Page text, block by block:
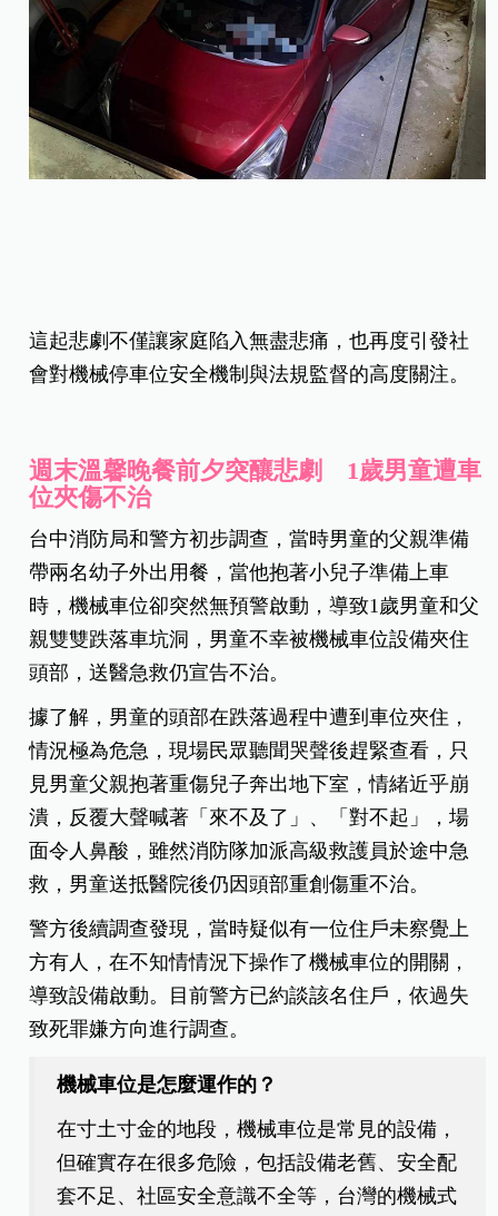
這起悲劇不僅讓家庭陷入無盡悲痛，也再度引發社
會對機械停車位安全機制與法規監督的高度關注。
週末溫馨晚餐前夕突釀悲劇 1歲男童遭車
位夾傷不治
台中消防局和警方初步調查，當時男童的父親準備
帶兩名幼子外出用餐，當他抱著小兒子準備上車
時，機械車位卻突然無預警啟動，導致1歲男童和父
親雙雙跌落車坑洞，男童不幸被機械車位設備夾住
頭部，送醫急救仍宣告不治。
據了解，男童的頭部在跌落過程中遭到車位夾住，
情況極為危急，現場民眾聽聞哭聲後趕緊查看，只
見男童父親抱著重傷兒子奔出地下室，情緒近乎崩
潰，反覆大聲喊著「來不及了」、「對不起」，場
面令人鼻酸，雖然消防隊加派高級救護員於途中急
救，男童送抵醫院後仍因頭部重創傷重不治。
警方後續調查發現，當時疑似有一位住戶未察覺上
方有人，在不知情情況下操作了機械車位的開關，
導致設備啟動。目前警方已約談該名住戶，依過失
致死罪嫌方向進行調查。
機械車位是怎麼運作的？
在寸土寸金的地段，機械車位是常見的設備 ，
但確實存在很多危險，包括設備老舊、安全配
套不足、社區安全意識不全等，台灣的機械式